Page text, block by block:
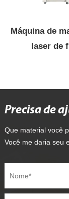
Máquina de
laser de
Precisa de
Que material você
Você me daria seu